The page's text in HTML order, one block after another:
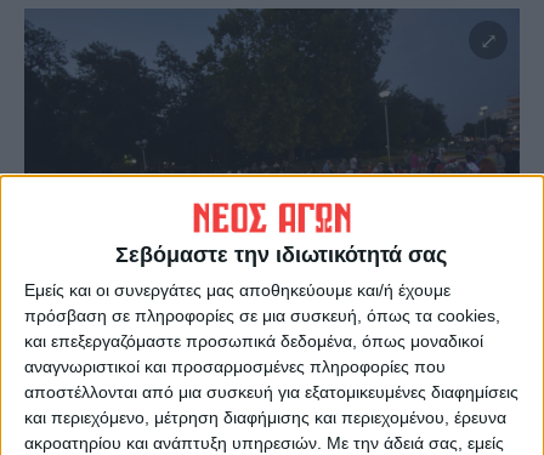
Σεβόμαστε την ιδιωτικότητά σας
Εμείς και οι συνεργάτες μας αποθηκεύουμε και/ή έχουμε
πρόσβαση σε πληροφορίες σε μια συσκευή, όπως τα cookies,
και επεξεργαζόμαστε προσωπικά δεδομένα, όπως μοναδικοί
αναγνωριστικοί και προσαρμοσμένες πληροφορίες που
αποστέλλονται από μια συσκευή για εξατομικευμένες διαφημίσεις
και περιεχόμενο, μέτρηση διαφήμισης και περιεχομένου, έρευνα
ακροατηρίου και ανάπτυξη υπηρεσιών. Με την άδειά σας, εμείς